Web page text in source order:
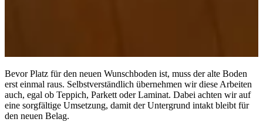
Bevor Platz für den neuen Wunschboden ist, muss der alte Boden
erst einmal raus. Selbstverständlich übernehmen wir diese Arbeiten
auch, egal ob Teppich, Parkett oder Laminat. Dabei achten wir auf
eine sorgfältige Umsetzung, damit der Untergrund intakt bleibt für
den neuen Belag.